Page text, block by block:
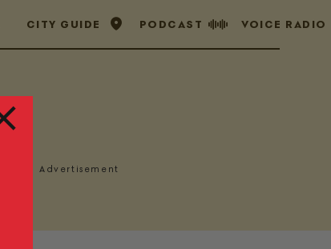
CITY GUIDE PODCAST VOICE RADIO